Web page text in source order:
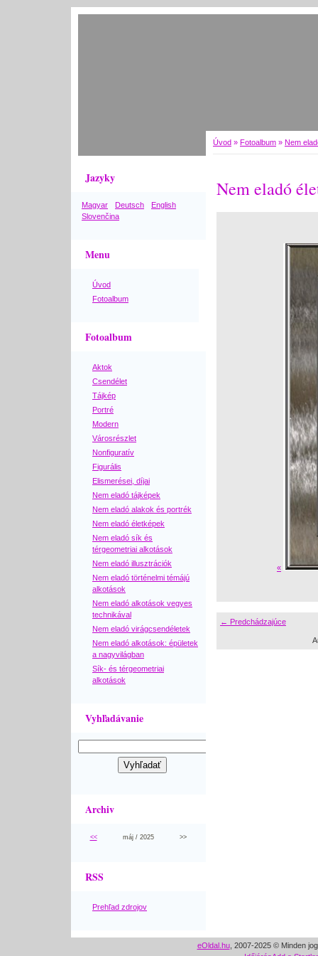
Jazyky
Magyar Deutsch
English
Slovenčina
Menu
Úvod
Fotoalbum
Fotoalbum
Aktok
Csendélet
Tájkép
Portré
Modern
Városrészlet
Nonfiguratív
Figurális
Elismerései, díjai
Nem eladó tájképek
Nem eladó alakok és portrék
Nem eladó életképek
Nem eladó sík és
térgeometriai alkotások
Nem eladó illusztrációk
Nem eladó történelmi témájú
alkotások
Nem eladó alkotások vegyes
technikával
Nem eladó virágcsendéletek
Nem eladó alkotások: épületek
a nagyvilágban
Sík- és térgeometriai
alkotások
Vyhľadávanie
Archiv
<< máj / 2025 >>
RSS
Prehľad zdrojov
Úvod » Fotoalbum » Nem
Nem eladó
«
← Predchádzajúce
eOldal.hu, 2007-2025 © Minden